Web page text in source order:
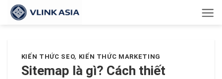
Bỏ
qua
KIẾN THỨC SEO, KIẾN THỨC MARKETING
Sitemap là gì? Cách thiết